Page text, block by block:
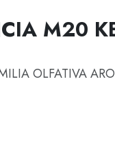
M20
OLFATIVA